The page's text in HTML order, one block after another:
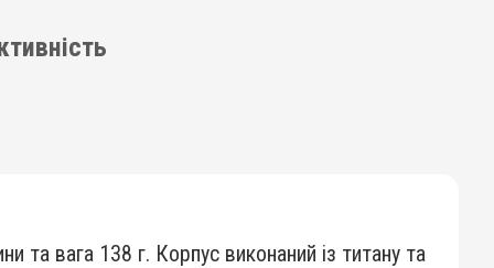
вага 138 г. Корпус виконаний із титану та